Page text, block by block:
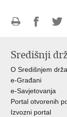
Facebooku
Središnji
O Središnjem
e-Građani
e-Savjetovanja
Portal otvorenih
Izvozni portal